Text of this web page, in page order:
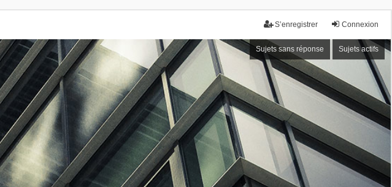
Connexion
S’enregistrer
Sujets sans réponse Sujets actifs